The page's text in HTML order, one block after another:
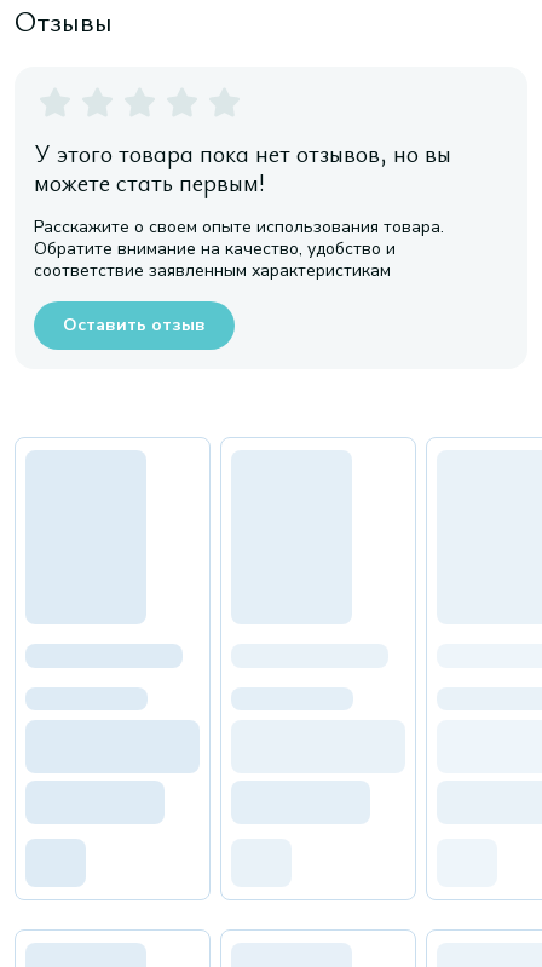
Отзывы
У этого товара пока нет отзывов, но вы
можете стать первым!
Расскажите о своем опыте использования товара.
Обратите внимание на качество, удобство и
соответствие заявленным характеристикам
Оставить отзыв